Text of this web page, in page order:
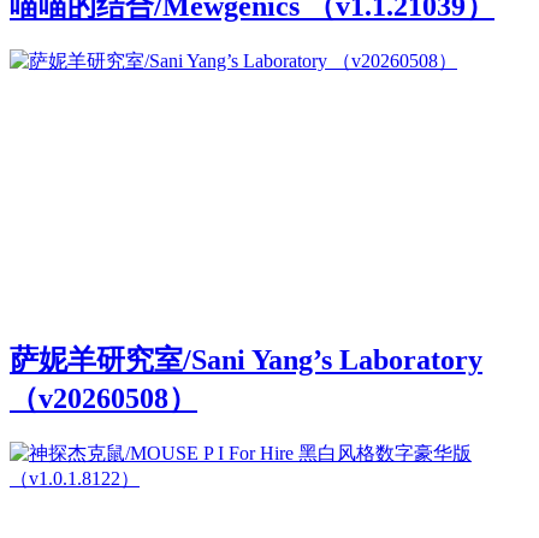
萨妮羊研究室/Sani Yang’s Laboratory
（v20260508）